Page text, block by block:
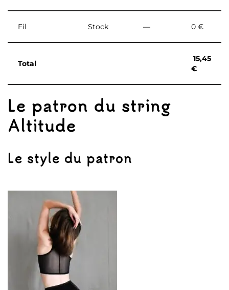
Fil Stock — 0 €
Total
15,45
€
Le patron du string
Altitude
Le style du patron